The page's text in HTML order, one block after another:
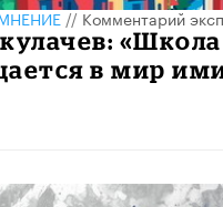
//Комментарий
«Школа
в мир